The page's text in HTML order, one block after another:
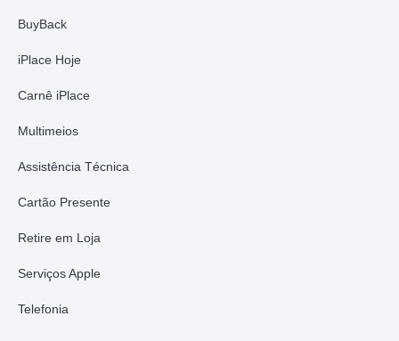
BuyBack
iPlace Hoje
Carnê iPlace
Multimeios
Assistência Técnica
Cartão Presente
Retire em Loja
Serviços Apple
Telefonia